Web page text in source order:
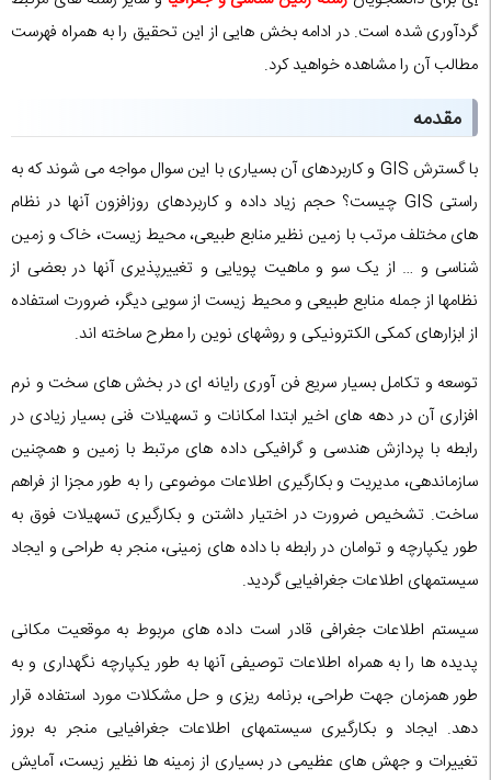
گردآوری شده است. در ادامه بخش هایی از این تحقیق را به همراه فهرست
مطالب آن را مشاهده خواهید کرد.
مقدمه
با گسترش GIS و کاربردهای آن بسیاری با این سوال مواجه می شوند که به
راستی GIS چیست؟ حجم زیاد داده و کاربردهای روزافزون آنها در نظام
های مختلف مرتب با زمین نظیر منابع طبیعی، محیط زیست، خاک و زمین
شناسی و … از یک سو و ماهیت پویایی و تغییرپذیری آنها در بعضی از
نظامها از جمله منابع طبیعی و محیط زیست از سویی دیگر، ضرورت استفاده
از ابزارهای کمکی الکترونیکی و روشهای نوین را مطرح ساخته اند.
توسعه و تکامل بسیار سریع فن آوری رایانه ای در بخش های سخت و نرم
افزاری آن در دهه های اخیر ابتدا امکانات و تسهیلات فنی بسیار زیادی در
رابطه با پردازش هندسی و گرافیکی داده های مرتبط با زمین و همچنین
سازماندهی، مدیریت و بکارگیری اطلاعات موضوعی را به طور مجزا از فراهم
ساخت. تشخیص ضرورت در اختیار داشتن و بکارگیری تسهیلات فوق به
طور یکپارچه و توامان در رابطه با داده های زمینی، منجر به طراحی و ایجاد
سیستمهای اطلاعات جغرافیایی گردید.
سیستم اطلاعات جغرافی قادر است داده های مربوط به موقعیت مکانی
پدیده ها را به همراه اطلاعات توصیفی آنها به طور یکپارچه نگهداری و به
طور همزمان جهت طراحی، برنامه ریزی و حل مشکلات مورد استفاده قرار
دهد. ایجاد و بکارگیری سیستمهای اطلاعات جغرافیایی منجر به بروز
تغییرات و جهش های عظیمی در بسیاری از زمینه ها نظیر زیست، آمایش